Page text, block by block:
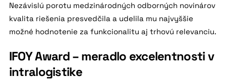
Nezávislú porotu medzinárodných odborných novinárov
kvalita riešenia presvedčila a udelila mu najvyššie
možné hodnotenie za funkcionalitu aj trhovú relevanciu.
IFOY Award – meradlo excelentnosti v
intralogistike